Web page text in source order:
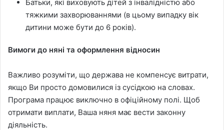
Батьки, які виховують дітей з інвалідністю або
тяжкими захворюваннями (в цьому випадку вік
дитини може бути до 6 років).
Вимоги до няні та оформлення відносин
Важливо розуміти, що держава не компенсує витрати,
якщо Ви просто домовилися із сусідкою на словах.
Програма працює виключно в офіційному полі. Щоб
отримати виплати, Ваша няня має вести законну
діяльність.